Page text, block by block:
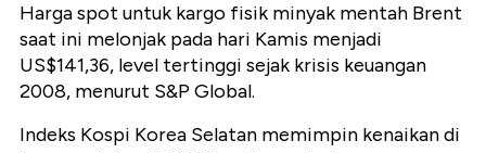
Harga spot untuk kargo fisik minyak mentah Brent
saat ini melonjak pada hari Kamis menjadi
US$141,36, level tertinggi sejak krisis keuangan
2008, menurut S&P Global.
Indeks Kospi Korea Selatan memimpin kenaikan di